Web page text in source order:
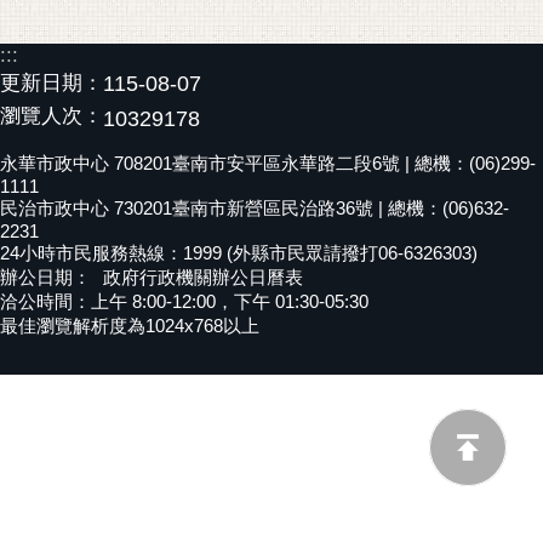
黃
偉
哲
螢
光
花
泉
桐
花
祭
:::
更新日期： 115-08-07
瀏覽人次： 10329178
永華市政中心 708201臺南市安平區永華路二段6號 | 總機：(06)299-
1111
民治市政中心 730201臺南市新營區民治路36號 | 總機：(06)632-
2231
24小時市民服務熱線：1999 (外縣市民眾請撥打06-6326303)
辦公日期：
政府行政機關辦公日曆表
洽公時間：上午 8:00-12:00，下午 01:30-05:30
最佳瀏覽解析度為1024x768以上